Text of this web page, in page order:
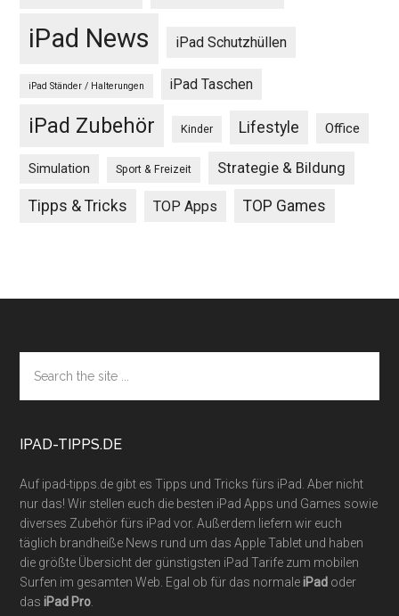
iPad News iPad Schutzhüllen
iPad Ständer / Halterungen iPad Taschen
iPad Zubehör Kinder Lifestyle Office
Simulation Sport & Freizeit Strategie & Bildung
Tipps & Tricks TOP Apps TOP Games
Footer
the
site
IPAD-TIPPS.DE
Auf ipad-tipps.de gibt es Tipps und Tricks fürs iPad. Aber nicht
nur das! Wir stellen euch die besten iPad Apps und Games sowie
diverses Zubehör fürs iPad vor. Außerdem liefern wir euch
täglich brandheiße News rund um das Apple Tablet und haben
die größte Übersicht der günstigsten iPad Tarife zum mobilen
Surfen im gesamten Web. Egal ob für das normaleiPad oder
dasiPad Pro